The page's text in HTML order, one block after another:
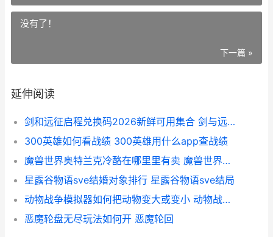
没有了！
下一篇 »
延伸阅读
剑和远征启程兑换码2026新鲜可用集合 剑与远征启航礼包
300英雄如何看战绩 300英雄用什么app查战绩
魔兽世界奥特兰克冷酪在哪里里有卖 魔兽世界奥特兰克冷酪
星露谷物语sve结婚对象排行 星露谷物语sve结局
动物战争模拟器如何把动物变大或变小 动物战争模拟器无限金币版下载
恶魔轮盘无尽玩法如何开 恶魔轮回